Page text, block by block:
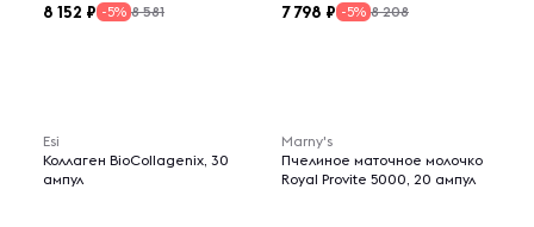
8 152 -5% 8 581 7 798 -5% 8 208
Esi
Коллаген BioCollagenix, 30
ампул
Marny's
Пчелиное маточное молочко
Royal Provite 5000, 20 ампул